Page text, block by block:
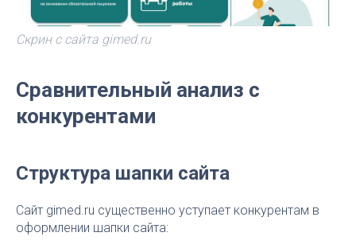
Скрин с сайта gimed.ru
Сравнительный анализ с
конкурентами
Структура шапки сайта
Сайт gimed.ru существенно уступает конкурентам в
оформлении шапки сайта: